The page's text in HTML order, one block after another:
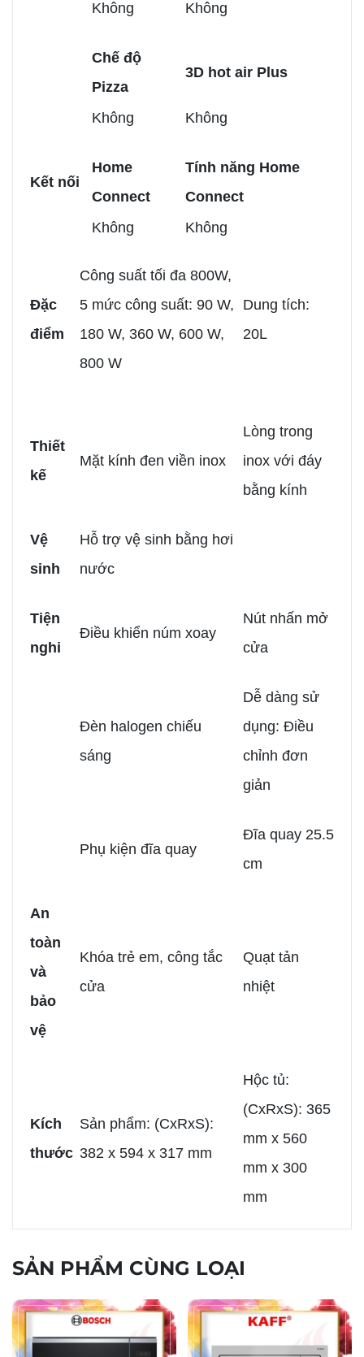
Không Không
Chế độ
Pizza
3D hot air Plus
Không Không
Kết nối
Home
Connect
Tính năng Home
Connect
Không
Không
Đặc
điểm
Công suất tối đa 800W,
5 mức công suất: 90 W,
180 W, 360 W, 600 W,
800 W
Dung tích:
20L
Thiết
kế
Mặt kính đen viền inox
Lòng trong
inox với đáy
bằng kính
Vệ
sinh
Hỗ trợ vệ sinh bằng hơi
nước
Tiện
nghi
Điều khiển núm xoay
Nút nhấn mở
cửa
Đèn halogen chiếu
sáng
Dễ dàng sử
dụng: Điều
chỉnh đơn
giản
Phụ kiện đĩa quay
Đĩa quay 25.5
cm
An
toàn
và
bảo
vệ
Khóa trẻ em, công tắc
cửa
Quạt tản
nhiệt
Kích
thước
Sản phẩm: (CxRxS):
382 x 594 x 317 mm
Hộc tủ:
(CxRxS): 365
mm x 560
mm x 300
mm
SẢN PHẨM CÙNG LOẠI